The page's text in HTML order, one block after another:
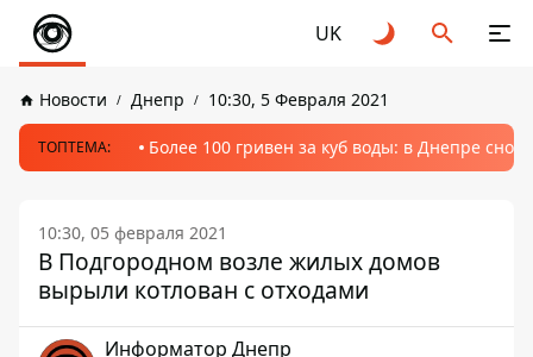
UK
Новости Днепр 10:30, 5 Февраля 2021
ТОПТЕМА: Более 100 гривен за куб воды: в Днепре
10:30, 05 февраля 2021
В Подгородном возле жилых домов
вырыли котлован с отходами
Информатор Днепр